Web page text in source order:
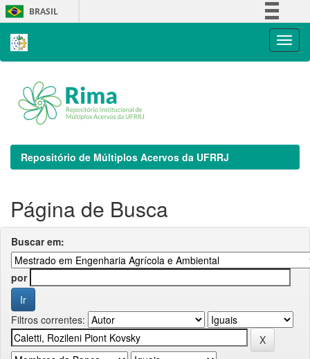
Skip
navigation
BRASIL
Repositório de Múltiplos Acervos da UFRRJ
Página de Busca
Buscar em:
por
Filtros correntes: